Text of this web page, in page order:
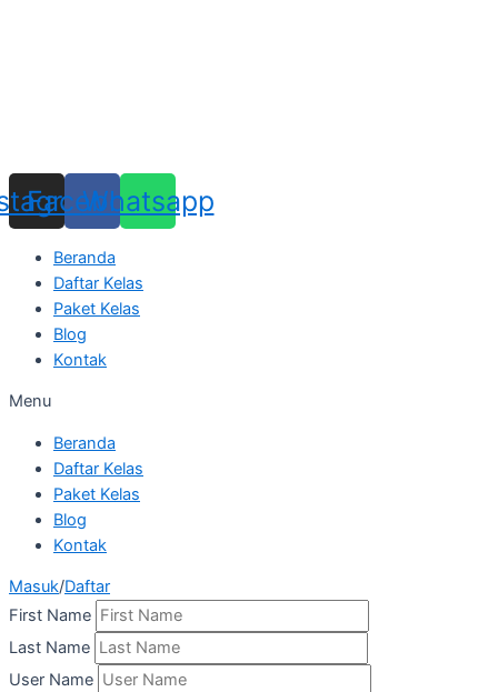
Facebook
Whatsapp
Beranda
Daftar Kelas
Paket Kelas
Blog
Kontak
Menu
Beranda
Daftar Kelas
Paket Kelas
Blog
Kontak
Masuk/Daftar
First Name
Last Name
User Name